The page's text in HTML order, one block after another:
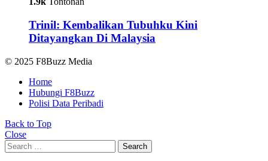
Trinil: Kembalikan Tubuhku Kini
Ditayangkan Di Malaysia
© 2025 F8Buzz Media
Home
Hubungi F8Buzz
Polisi Data Peribadi
Back to Top
Close
Search
for:
Search